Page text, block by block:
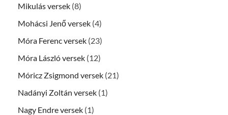
Mikulás versek (8)
Mohácsi Jenő versek (4)
Móra Ferenc versek (23)
Móra László versek (12)
Móricz Zsigmond versek (21)
Nadányi Zoltán versek (1)
Nagy Endre versek (1)